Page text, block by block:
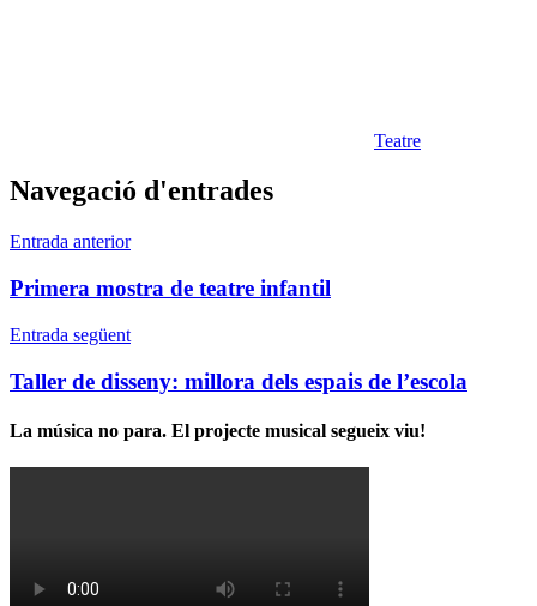
Teatre
Navegació d'entrades
Entrada anterior
Primera mostra de teatre infantil
Entrada següent
Taller de disseny: millora dels espais de l’escola
La música no para. El projecte musical segueix viu!